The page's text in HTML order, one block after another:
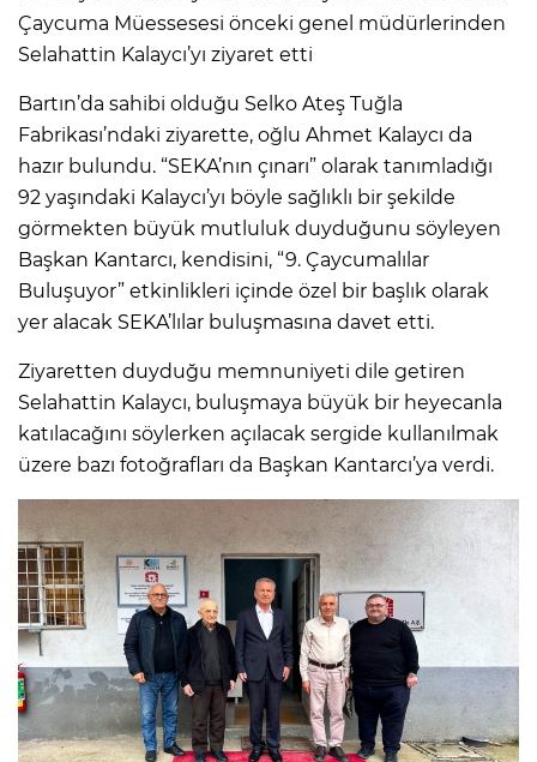
Çaycuma Müessesesi önceki genel müdürlerinden
Selahattin Kalaycı’yı ziyaret etti
Bartın’da sahibi olduğu Selko Ateş Tuğla
Fabrikası’ndaki ziyarette, oğlu Ahmet Kalaycı da
hazır bulundu. “SEKA’nın çınarı” olarak tanımladığı
92 yaşındaki Kalaycı’yı böyle sağlıklı bir şekilde
görmekten büyük mutluluk duyduğunu söyleyen
Başkan Kantarcı, kendisini, “9. Çaycumalılar
Buluşuyor” etkinlikleri içinde özel bir başlık olarak
yer alacak SEKA’lılar buluşmasına davet etti.
Ziyaretten duyduğu memnuniyeti dile getiren
Selahattin Kalaycı, buluşmaya büyük bir heyecanla
katılacağını söylerken açılacak sergide kullanılmak
üzere bazı fotoğrafları da Başkan Kantarcı’ya verdi.